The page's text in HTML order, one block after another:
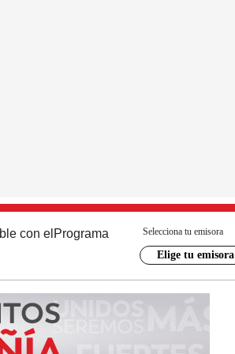
con el Programa Selecciona tu emisora
Elige tu emisora